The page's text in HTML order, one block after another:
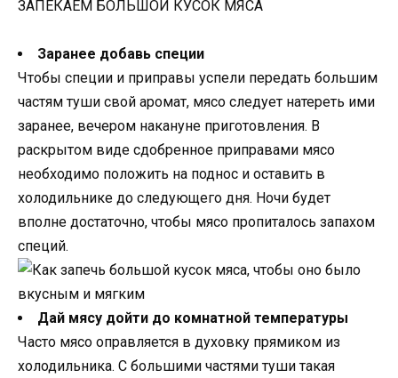
ЗАПЕКАЕМ БОЛЬШОЙ КУСОК МЯСА
Заранее добавь специи
Чтобы специи и приправы успели передать большим
частям туши свой аромат, мясо следует натереть ими
заранее, вечером накануне приготовления. В
раскрытом виде сдобренное приправами мясо
необходимо положить на поднос и оставить в
холодильнике до следующего дня. Ночи будет
вполне достаточно, чтобы мясо пропиталось запахом
специй.
Дай мясу дойти до комнатной температуры
Часто мясо оправляется в духовку прямиком из
холодильника. С большими частями туши такая